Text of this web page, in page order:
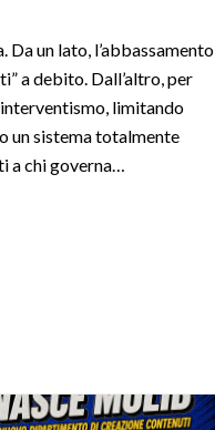
un lato, l’abbassamento
a debito. Dall’altro, per
limitando
un sistema totalmente
a chi governa…